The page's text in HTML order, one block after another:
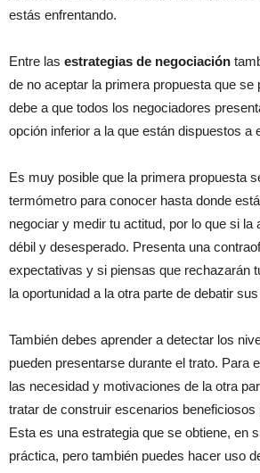
estás enfrentando.
Entre las estrategias de negociación
de no aceptar la primera propuesta que se
debe a que todos los negociadores
opción inferior a la que están dispuestos a
Es muy posible que la primera propuesta
termómetro para conocer hasta donde
negociar y medir tu actitud, por lo que si la
débil y desesperado. Presenta una
expectativas y si piensas que rechazarán
la oportunidad a la otra parte de debatir
También debes aprender a detectar los
pueden presentarse durante el trato. Para
las necesidad y motivaciones de la otra
tratar de construir escenarios beneficiosos
Esta es una estrategia que se obtiene, en
práctica, pero también puedes hacer uso